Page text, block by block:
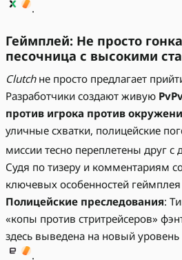
.
Геймплей: Не просто
песочница с высокими
Clutchне просто предлагает
Разработчики создают живую
против игрока против
уличные схватки, полицейские
миссии тесно переплетены друг с
Судя по тизеру и комментариям
ключевых особенностей
Полицейские преследования:
«копы против стритрейсеров»
здесь выведена на новый
.